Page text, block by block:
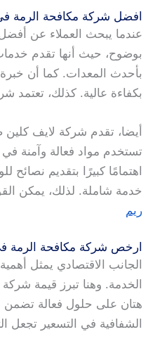
افضل شركة مكافحة الرمة
عندما يبحث العملاء عن
بوضوح، حيث أنها تقدم
بأحدث المعدات. كما أن
بكفاءة عالية. كذلك، تعتمد
أيضا، تقدم شركة لايف
تستخدم مواد فعالة وآمنة
اهتمامًا كبيرًا بتقديم
خدمة شاملة. لذلك، يمكن
ريم
ارخص شركة مكافحة الرمة
الجانب الاقتصادي يمثل
الخدمة. وهنا تبرز قيمة
هتان على حلول فعالة تضمن
الشفافية في التسعير تجعل